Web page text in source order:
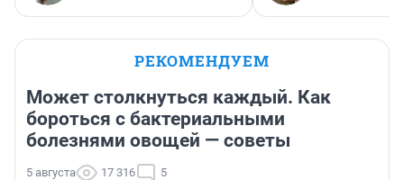
РЕКОМЕНДУЕМ
Может столкнуться каждый. Как
бороться с бактериальными
болезнями овощей — советы
5 августа 17 316 5